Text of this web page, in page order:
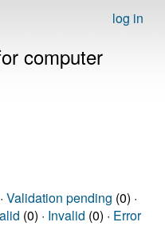
log in
computer
Validation pending (0) ·
(0) · Invalid (0) · Error